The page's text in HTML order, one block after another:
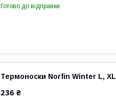
Готово до відправки
Термоноски Norfin Winter L, XL
236 ₴